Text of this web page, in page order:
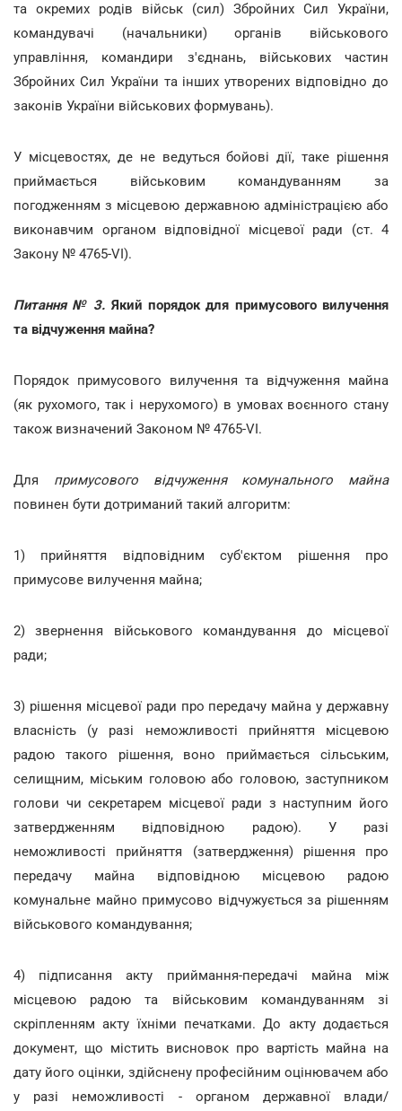
та окремих родів військ (сил) Збройних Сил України,
командувачі (начальники) органів військового
управління, командири з'єднань, військових частин
Збройних Сил України та інших утворених відповідно до
законів України військових формувань).
У місцевостях, де не ведуться бойові дії, таке рішення
приймається військовим командуванням за
погодженням з місцевою державною адміністрацією або
виконавчим органом відповідної місцевої ради (ст. 4
Закону № 4765-VI).
Питання № 3. Який порядок для примусового вилучення
та відчуження майна?
Порядок примусового вилучення та відчуження майна
(як рухомого, так і нерухомого) в умовах воєнного стану
також визначений Законом № 4765-VI.
Для примусового відчуження комунального майна
повинен бути дотриманий такий алгоритм:
1) прийняття відповідним суб'єктом рішення про
примусове вилучення майна;
2) звернення військового командування до місцевої
ради;
3) рішення місцевої ради про передачу майна у державну
власність (у разі неможливості прийняття місцевою
радою такого рішення, воно приймається сільським,
селищним, міським головою або головою, заступником
голови чи секретарем місцевої ради з наступним його
затвердженням відповідною радою). У разі
неможливості прийняття (затвердження) рішення про
передачу майна відповідною місцевою радою
комунальне майно примусово відчужується за рішенням
військового командування;
4) підписання акту приймання-передачі майна між
місцевою радою та військовим командуванням зі
скріпленням акту їхніми печатками. До акту додається
документ, що містить висновок про вартість майна на
дату його оцінки, здійснену професійним оцінювачем або
у разі неможливості - органом державної влади/